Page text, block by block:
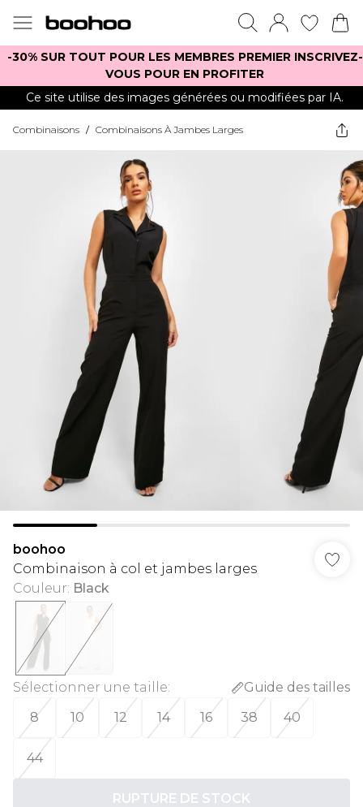
-30% SUR TOUT POUR LES MEMBRES PREMIER INSCRIVEZ-
VOUS POUR EN PROFITER
Ce site utilise des images générées ou modifiées par IA.
Combinaisons / Combinaisons À Jambes Larges
boohoo
Combinaison à col et jambes larges
Couleur: Black
Sélectionner une taille:
Guide des tailles
8
10 12 14 16 38 40
44
RUPTURE DE STOCK